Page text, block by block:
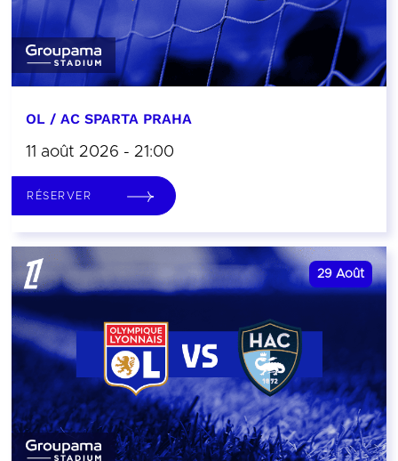
OL / AC SPARTA PRAHA
11 août 2026 - 21:00
RÉSERVER
29 Août